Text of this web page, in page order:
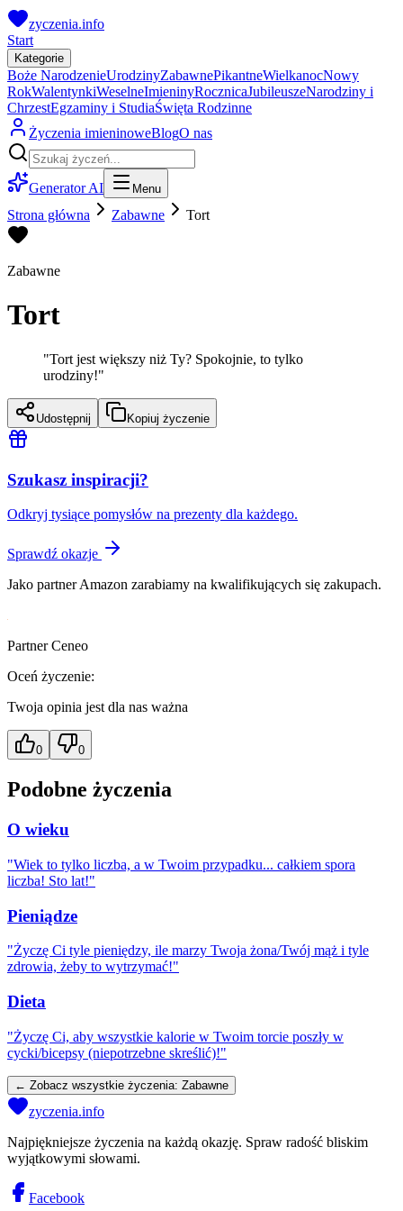
zyczenia.info
Start
Kategorie
Boże NarodzenieUrodzinyZabawnePikantneWielkanocNowy
RokWalentynkiWeselneImieninyRocznicaJubileuszeNarodziny i
ChrzestEgzaminy i StudiaŚwięta Rodzinne
Życzenia imieninoweBlogO nas
Generator AI Menu
Strona główna Zabawne Tort
Zabawne
Tort
"Tort jest większy niż Ty? Spokojnie, to tylko
urodziny!"
Udostępnij Kopiuj życzenie
Szukasz inspiracji?
Odkryj tysiące pomysłów na prezenty dla każdego.
Sprawdź okazje
Jako partner Amazon zarabiamy na kwalifikujących się zakupach.
Partner Ceneo
Oceń życzenie:
Twoja opinia jest dla nas ważna
0 0
Podobne życzenia
O wieku
"Wiek to tylko liczba, a w Twoim przypadku... całkiem spora
liczba! Sto lat!"
Pieniądze
"Życzę Ci tyle pieniędzy, ile marzy Twoja żona/Twój mąż i tyle
zdrowia, żeby to wytrzymać!"
Dieta
"Życzę Ci, aby wszystkie kalorie w Twoim torcie poszły w
cycki/bicepsy (niepotrzebne skreślić)!"
← Zobacz wszystkie życzenia: Zabawne
zyczenia.info
Najpiękniejsze życzenia na każdą okazję. Spraw radość bliskim
wyjątkowymi słowami.
Facebook